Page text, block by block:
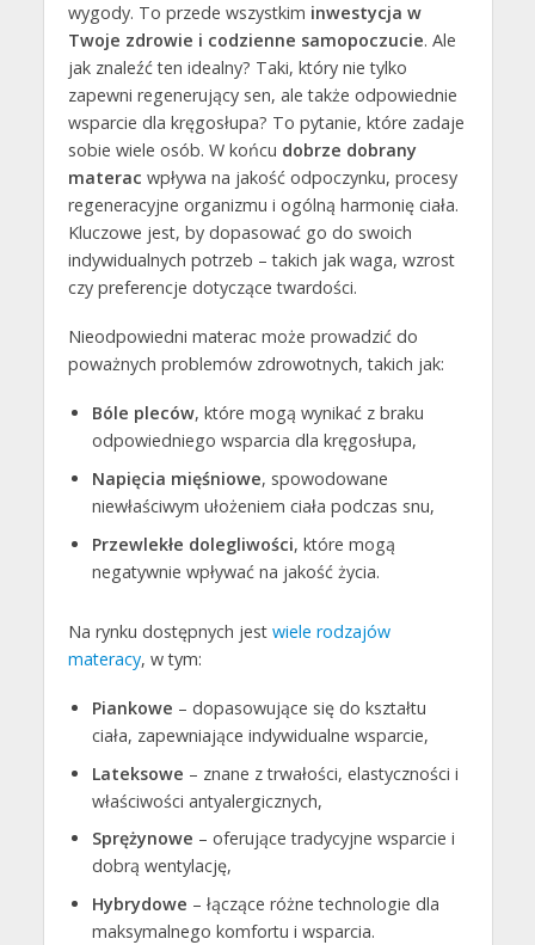
wygody. To przede wszystkim inwestycja w
Twoje zdrowie i codzienne samopoczucie. Ale
jak znaleźć ten idealny? Taki, który nie tylko
zapewni regenerujący sen, ale także odpowiednie
wsparcie dla kręgosłupa? To pytanie, które zadaje
sobie wiele osób. W końcu dobrze dobrany
materac wpływa na jakość odpoczynku, procesy
regeneracyjne organizmu i ogólną harmonię ciała.
Kluczowe jest, by dopasować go do swoich
indywidualnych potrzeb – takich jak waga, wzrost
czy preferencje dotyczące twardości.
Nieodpowiedni materac może prowadzić do
poważnych problemów zdrowotnych, takich jak:
Bóle pleców, które mogą wynikać z braku
odpowiedniego wsparcia dla kręgosłupa,
Napięcia mięśniowe, spowodowane
niewłaściwym ułożeniem ciała podczas snu,
Przewlekłe dolegliwości, które mogą
negatywnie wpływać na jakość życia.
Na rynku dostępnych jest wiele rodzajów
materacy, w tym:
Piankowe – dopasowujące się do kształtu
ciała, zapewniające indywidualne wsparcie,
Lateksowe – znane z trwałości, elastyczności i
właściwości antyalergicznych,
Sprężynowe – oferujące tradycyjne wsparcie i
dobrą wentylację,
Hybrydowe – łączące różne technologie dla
maksymalnego komfortu i wsparcia.